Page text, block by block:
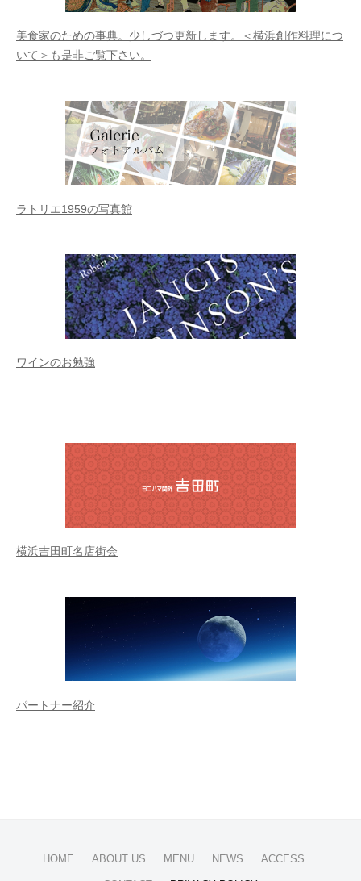
美食家のための事典。少しづつ更新します。＜横浜創作料理につ
いて＞も是非ご覧下さい。
ラトリエ1959の写真館
ワインのお勉強
横浜吉田町名店街会
パートナー紹介
HOME ABOUT US MENU NEWS ACCESS